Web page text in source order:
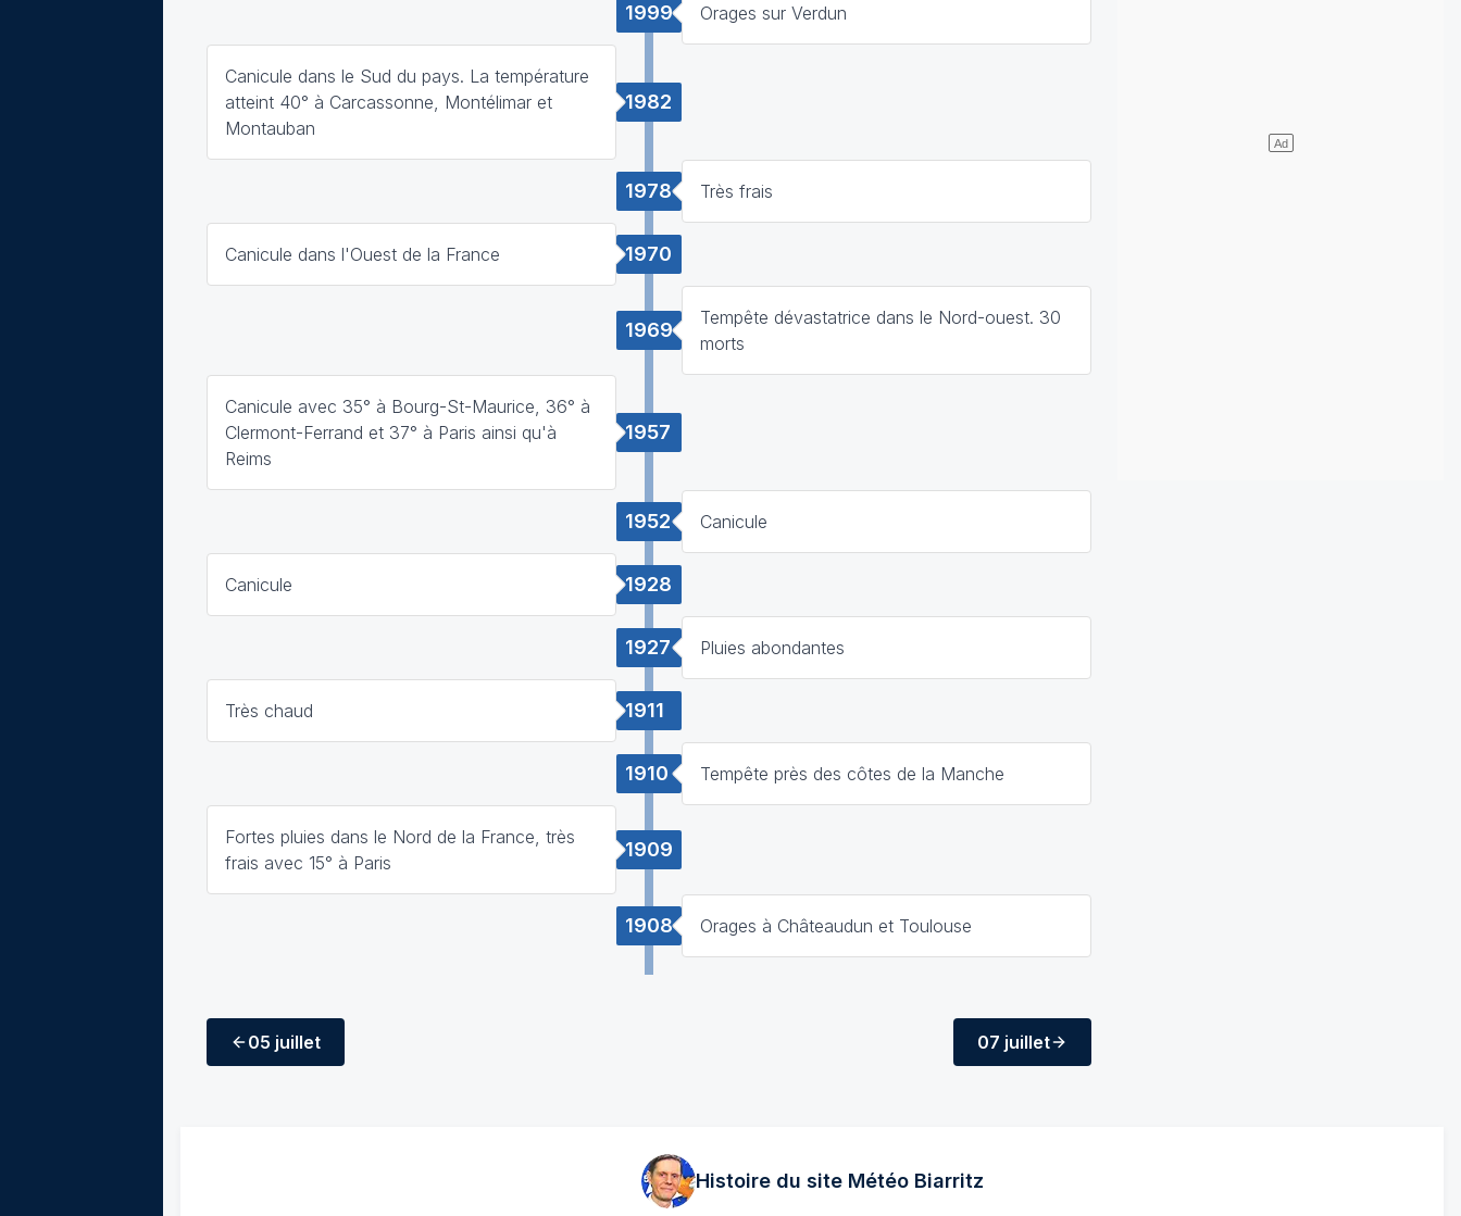
1999 Orages sur Verdun
1982
Canicule dans le Sud du pays. La température
atteint 40° à Carcassonne, Montélimar et
Montauban
1978 Très frais
1970
Canicule dans l'Ouest de la France
1969
Tempête dévastatrice dans le Nord-ouest. 30
morts
1957
Canicule avec 35° à Bourg-St-Maurice, 36° à
Clermont-Ferrand et 37° à Paris ainsi qu'à
Reims
1952 Canicule
1928
Canicule
1927 Pluies abondantes
1911
Très chaud
1910 Tempête près des côtes de la Manche
1909
Fortes pluies dans le Nord de la France, très
frais avec 15° à Paris
1908 Orages à Châteaudun et Toulouse
05 juillet 07 juillet
Histoire du site MétéoBiarritz